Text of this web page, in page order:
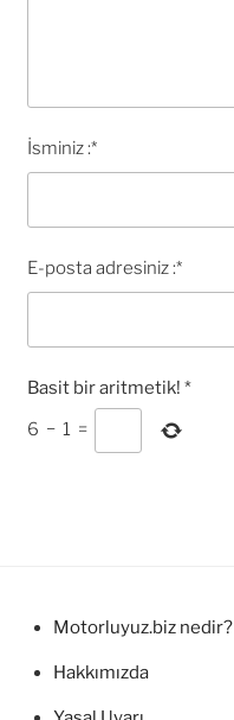
İsminiz :*
E-posta adresiniz :*
Basit bir aritmetik! *
6 − 1 =
Motorluyuz.biz nedir?
Hakkımızda